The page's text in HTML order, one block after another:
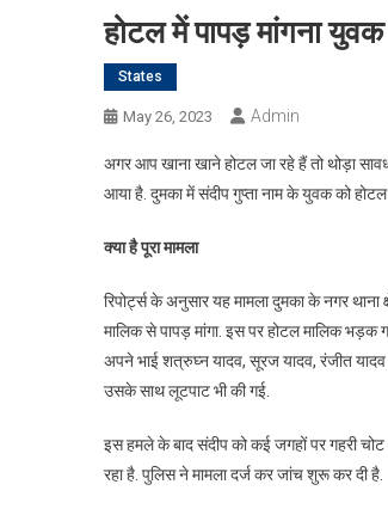
होटल में पापड़ मांगना युवक
States
May 26, 2023 Admin
अगर आप खाना खाने होटल जा रहे हैं तो थोड़ा
आया है. दुमका में संदीप गुप्ता नाम के युवक को
क्या है पूरा मामला
रिपोर्ट्स के अनुसार यह मामला दुमका के नगर
मालिक से पापड़ मांगा. इस पर होटल मालिक भड़क
अपने भाई शत्रुघ्न यादव, सूरज यादव, रंजीत
उसके साथ लूटपाट भी की गई.
इस हमले के बाद संदीप को कई जगहों पर गहरी
रहा है. पुलिस ने मामला दर्ज कर जांच शुरू कर दी है.